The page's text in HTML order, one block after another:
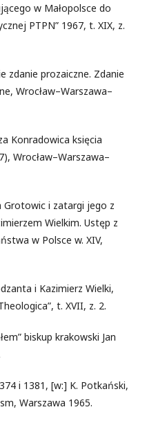
w Małopolsce do
PTPN” 1967, t. XIX, z.
zdanie prozaiczne. Zdanie
Wrocław–Warszawa–
Konradowica księcia
Wrocław–Warszawa–
Grotowic i zatargi jego z
Wielkim. Ustęp z
w Polsce w. XIV,
i Kazimierz Wielki,
t. XVII, z. 2.
biskup krakowski Jan
i 1381, [w:] K. Potkański,
Warszawa 1965.